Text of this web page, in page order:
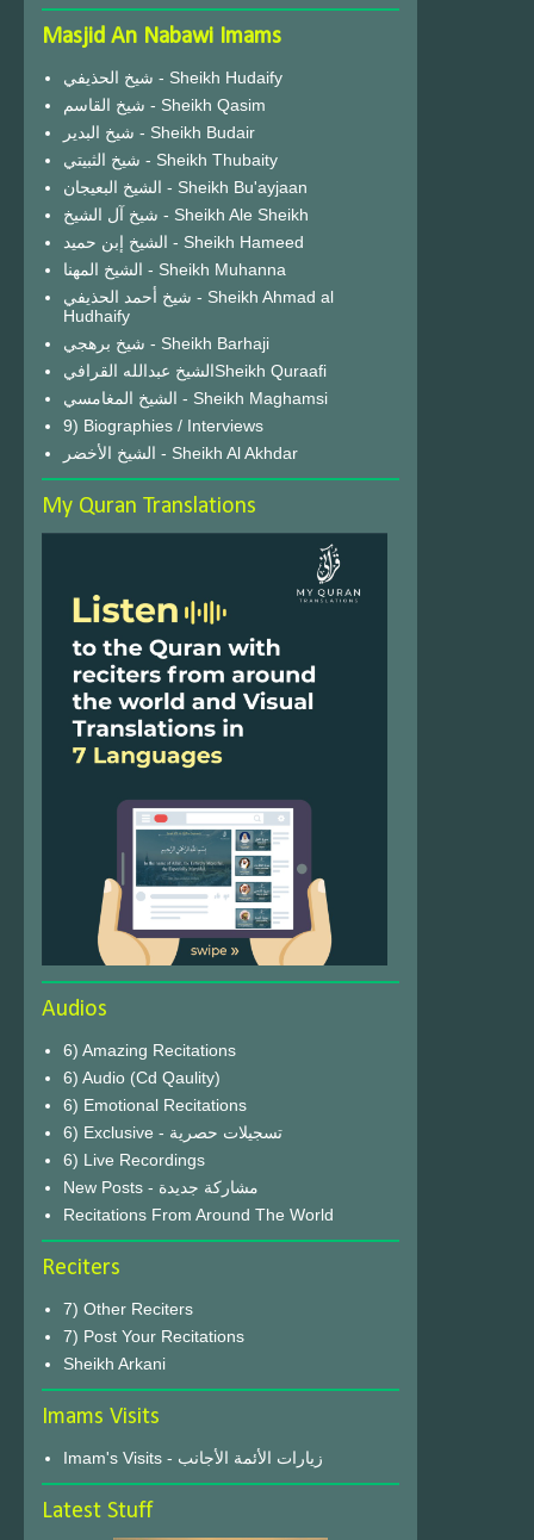
Masjid An Nabawi Imams
شيخ الحذيفي - Sheikh Hudaify
شيخ القاسم - Sheikh Qasim
شيخ البدير - Sheikh Budair
شيخ الثبيتي - Sheikh Thubaity
الشيخ البعيجان - Sheikh Bu'ayjaan
شيخ آل الشيخ - Sheikh Ale Sheikh
الشيخ إبن حميد - Sheikh Hameed
الشيخ المهنا - Sheikh Muhanna
شيخ أحمد الحذيفي - Sheikh Ahmad al
Hudhaify
شيخ برهجي - Sheikh Barhaji
الشيخ عبدالله القرافيSheikh Quraafi
الشيخ المغامسي - Sheikh Maghamsi
9) Biographies / Interviews
الشيخ الأخضر - Sheikh Al Akhdar
My Quran Translations
Audios
6) Amazing Recitations
6) Audio (Cd Qaulity)
6) Emotional Recitations
6) Exclusive - تسجيلات حصرية
6) Live Recordings
New Posts - مشاركة جديدة
Recitations From Around The World
Reciters
7) Other Reciters
7) Post Your Recitations
Sheikh Arkani
Imams Visits
Imam's Visits - زيارات الأئمة الأجانب
Latest Stuff